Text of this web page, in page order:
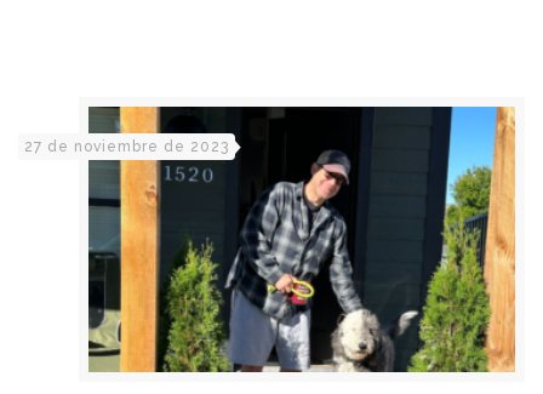
27 de noviembre de 2023